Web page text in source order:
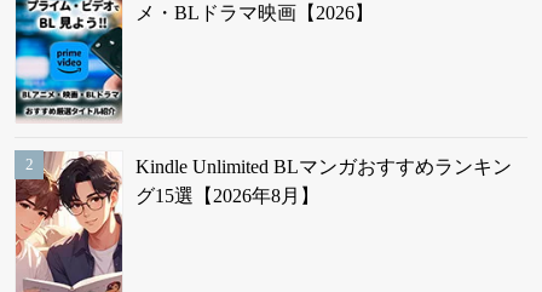
メ・BLドラマ映画【2026】
Kindle Unlimited BLマンガおすすめランキン
グ15選【2026年8月】